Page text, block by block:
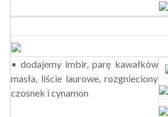
• dodajemy imbir, parę kawałków
masła, liście laurowe, rozgnieciony
czosnek i cynamon